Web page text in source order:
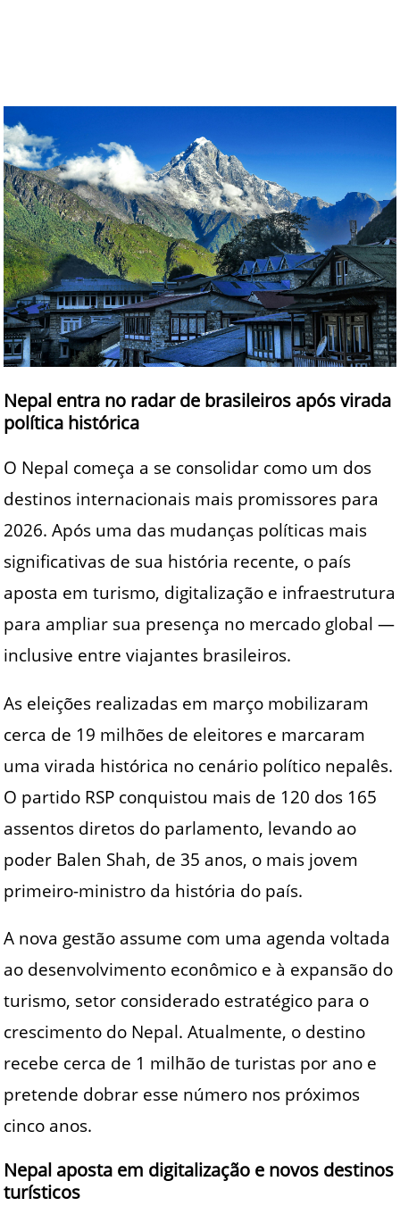
Nepal entra no radar de brasileiros após virada
política histórica
O Nepal começa a se consolidar como um dos
destinos internacionais mais promissores para
2026. Após uma das mudanças políticas mais
significativas de sua história recente, o país
aposta em turismo, digitalização e infraestrutura
para ampliar sua presença no mercado global —
inclusive entre viajantes brasileiros.
As eleições realizadas em março mobilizaram
cerca de 19 milhões de eleitores e marcaram
uma virada histórica no cenário político nepalês.
O partido RSP conquistou mais de 120 dos 165
assentos diretos do parlamento, levando ao
poder Balen Shah, de 35 anos, o mais jovem
primeiro-ministro da história do país.
A nova gestão assume com uma agenda voltada
ao desenvolvimento econômico e à expansão do
turismo, setor considerado estratégico para o
crescimento do Nepal. Atualmente, o destino
recebe cerca de 1 milhão de turistas por ano e
pretende dobrar esse número nos próximos
cinco anos.
Nepal aposta em digitalização e novos destinos
turísticos